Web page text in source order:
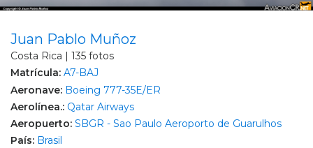
Juan Pablo Muñoz
Costa Rica | 135 fotos
Matrícula: A7-BAJ
Aeronave: Boeing 777-35E/ER
Aerolínea.: Qatar Airways
Aeropuerto: SBGR - Sao Paulo Aeroporto de Guarulhos
País: Brasil